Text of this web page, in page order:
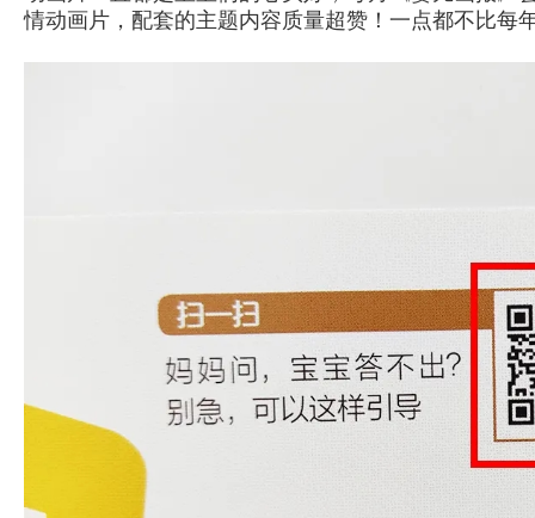
情动画片，配套的主题内容质量超赞！一点都不比每